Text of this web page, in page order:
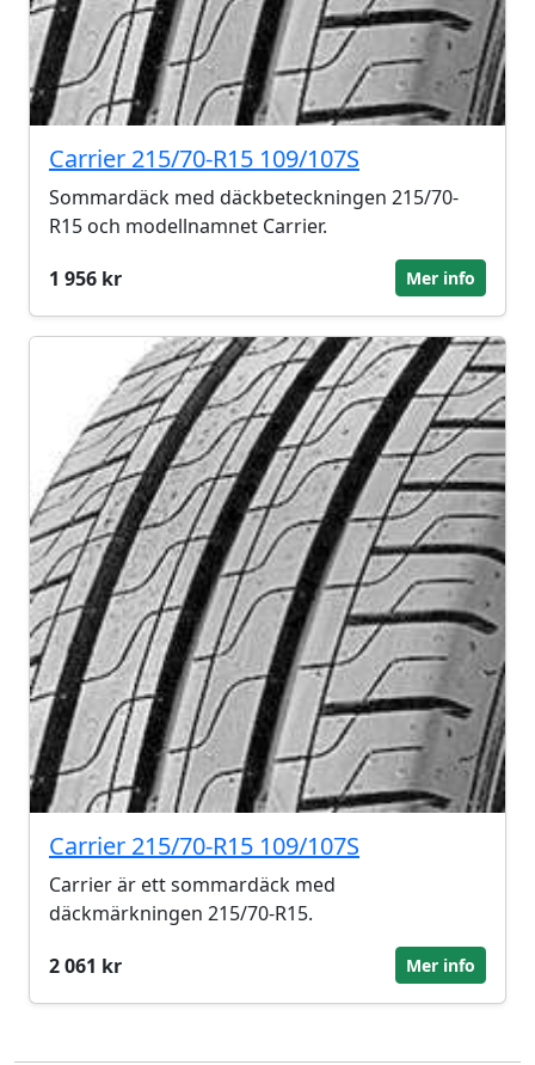
Carrier 215/70-R15 109/107S
Sommardäck med däckbeteckningen 215/70-
R15 och modellnamnet Carrier.
1 956 kr
Mer info
Carrier 215/70-R15 109/107S
Carrier är ett sommardäck med
däckmärkningen 215/70-R15.
2 061 kr
Mer info